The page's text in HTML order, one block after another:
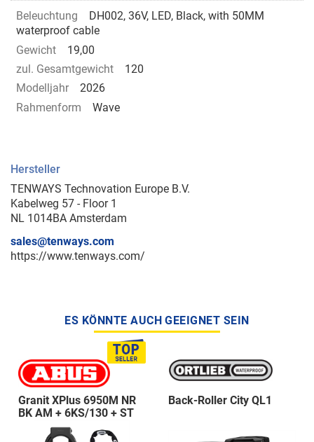
Beleuchtung
DH002, 36V, LED, Black, with 50MM
waterproof cable
Gewicht
19,00
zul. Gesamtgewicht
120
Modelljahr
2026
Rahmenform
Wave
Hersteller
TENWAYS Technovation Europe B.V.
Kabelweg 57 - Floor 1
NL 1014BA Amsterdam
sales@tenways.com
https://www.tenways.com/
ES KÖNNTE AUCH GEEIGNET SEIN
Granit XPlus 6950M NR
BK AM + 6KS/130 + ST
Back-Roller City QL1